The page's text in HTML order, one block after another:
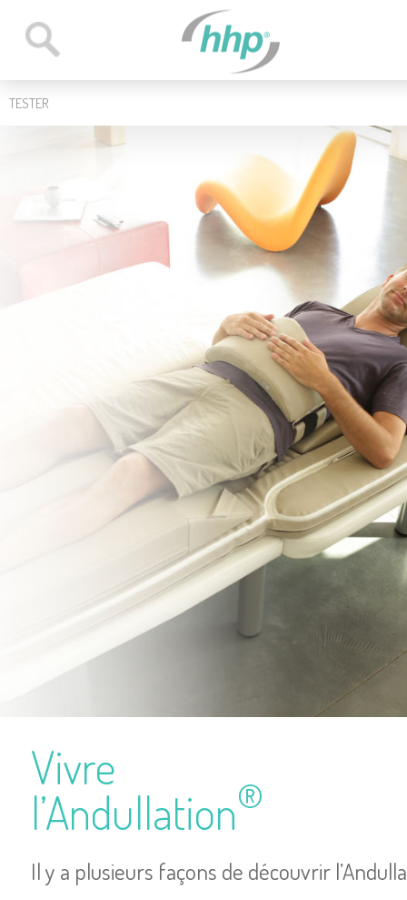
TESTER
Vivre
l’An­dul­la­tion®
Il y a plu­sieurs façons de décou­vrir